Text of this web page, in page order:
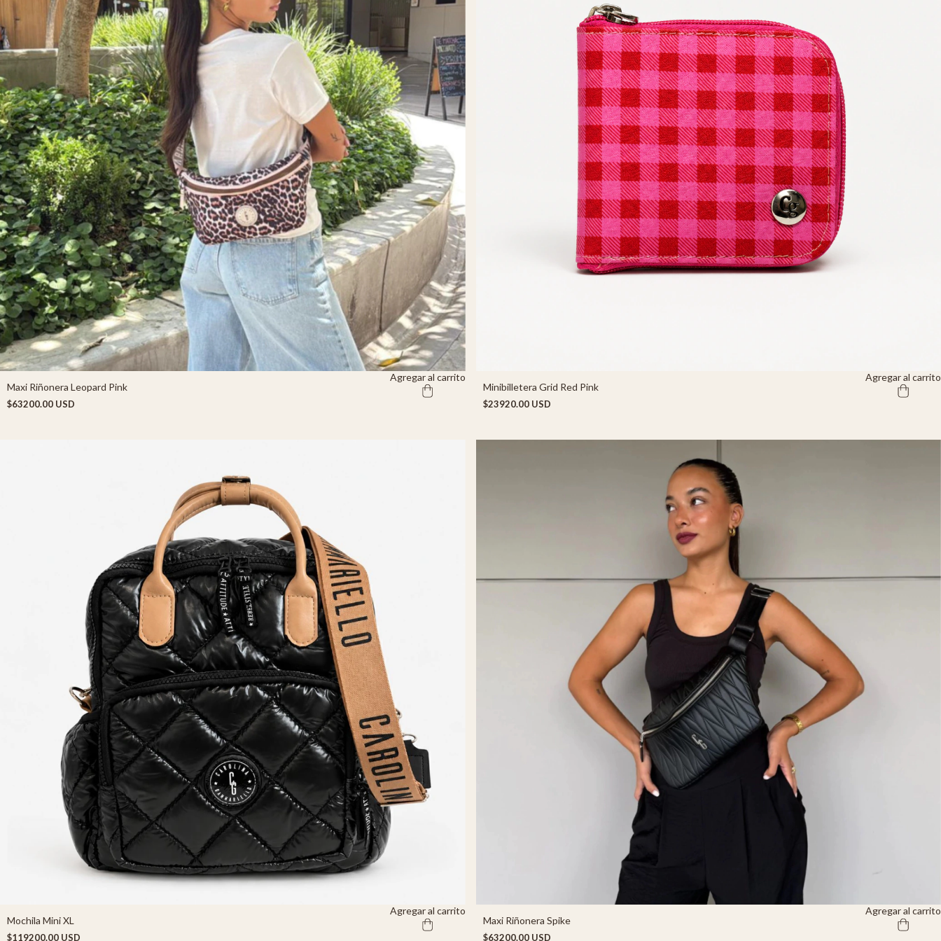
Maxi Riñonera Leopard Pink
$63200.00 USD
Agregar al carrito
Minibilletera Grid Red Pink
$23920.00 USD
Agregar al carrito
Mochila Mini XL
$119200.00 USD
Agregar al carrito
Maxi Riñonera Spike
$63200.00 USD
Agregar al carrito